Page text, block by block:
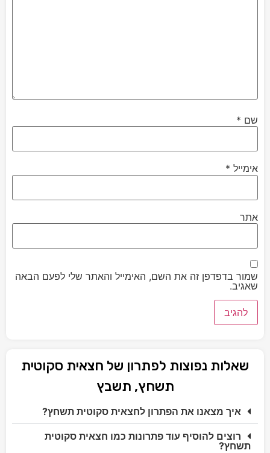
שם *
אימייל *
אתר
שמור בדפדפן זה את השם, האימייל והאתר שלי לפעם הבאה
שאגיב.
שאלות נפוצות לפתרון של חצאית סקוטית
תשחץ, תשבץ
איך מצאנו את הפתרון לחצאית סקוטית תשחץ?
רוצים להוסיף עוד פתרונות כמו חצאית סקוטית
תשחץ?